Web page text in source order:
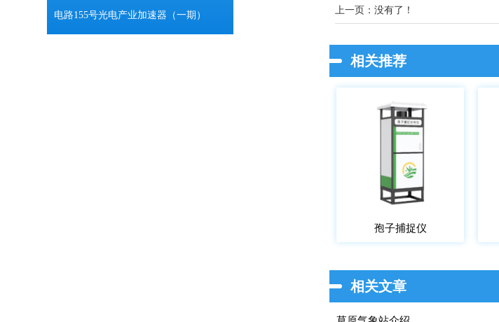
电路155号光电产业加速器（一期）
上一页：没有了！
相关推荐
孢子捕捉仪
相关文章